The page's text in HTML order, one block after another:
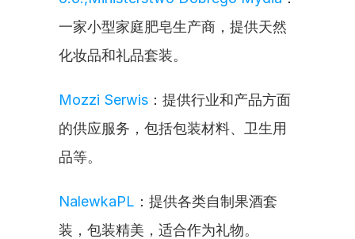
一家小型家庭肥皂生产商，提供天然
化妆品和礼品套装。
Mozzi Serwis ：提供行业和产品方面
的供应服务，包括包装材料、卫生用
品等。
NalewkaPL ：提供各类自制果酒套
装，包装精美，适合作为礼物。